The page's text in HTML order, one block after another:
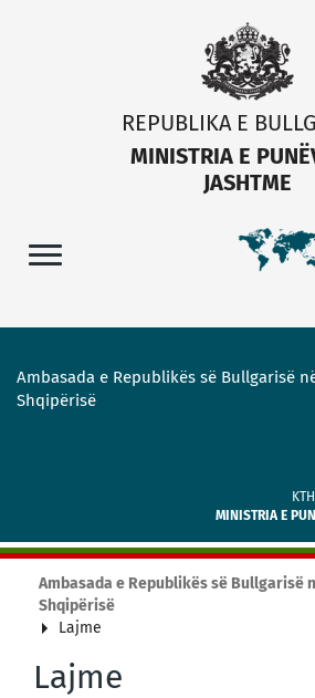
REPUBLIKA E
MINISTRIA E
JASHTME
Ambasada e Republikës së Bullgarisë
Shqipërisë
MINISTRIA E
Ambasada e Republikës së Bullgarisë
Shqipërisë
Lajme
Lajme